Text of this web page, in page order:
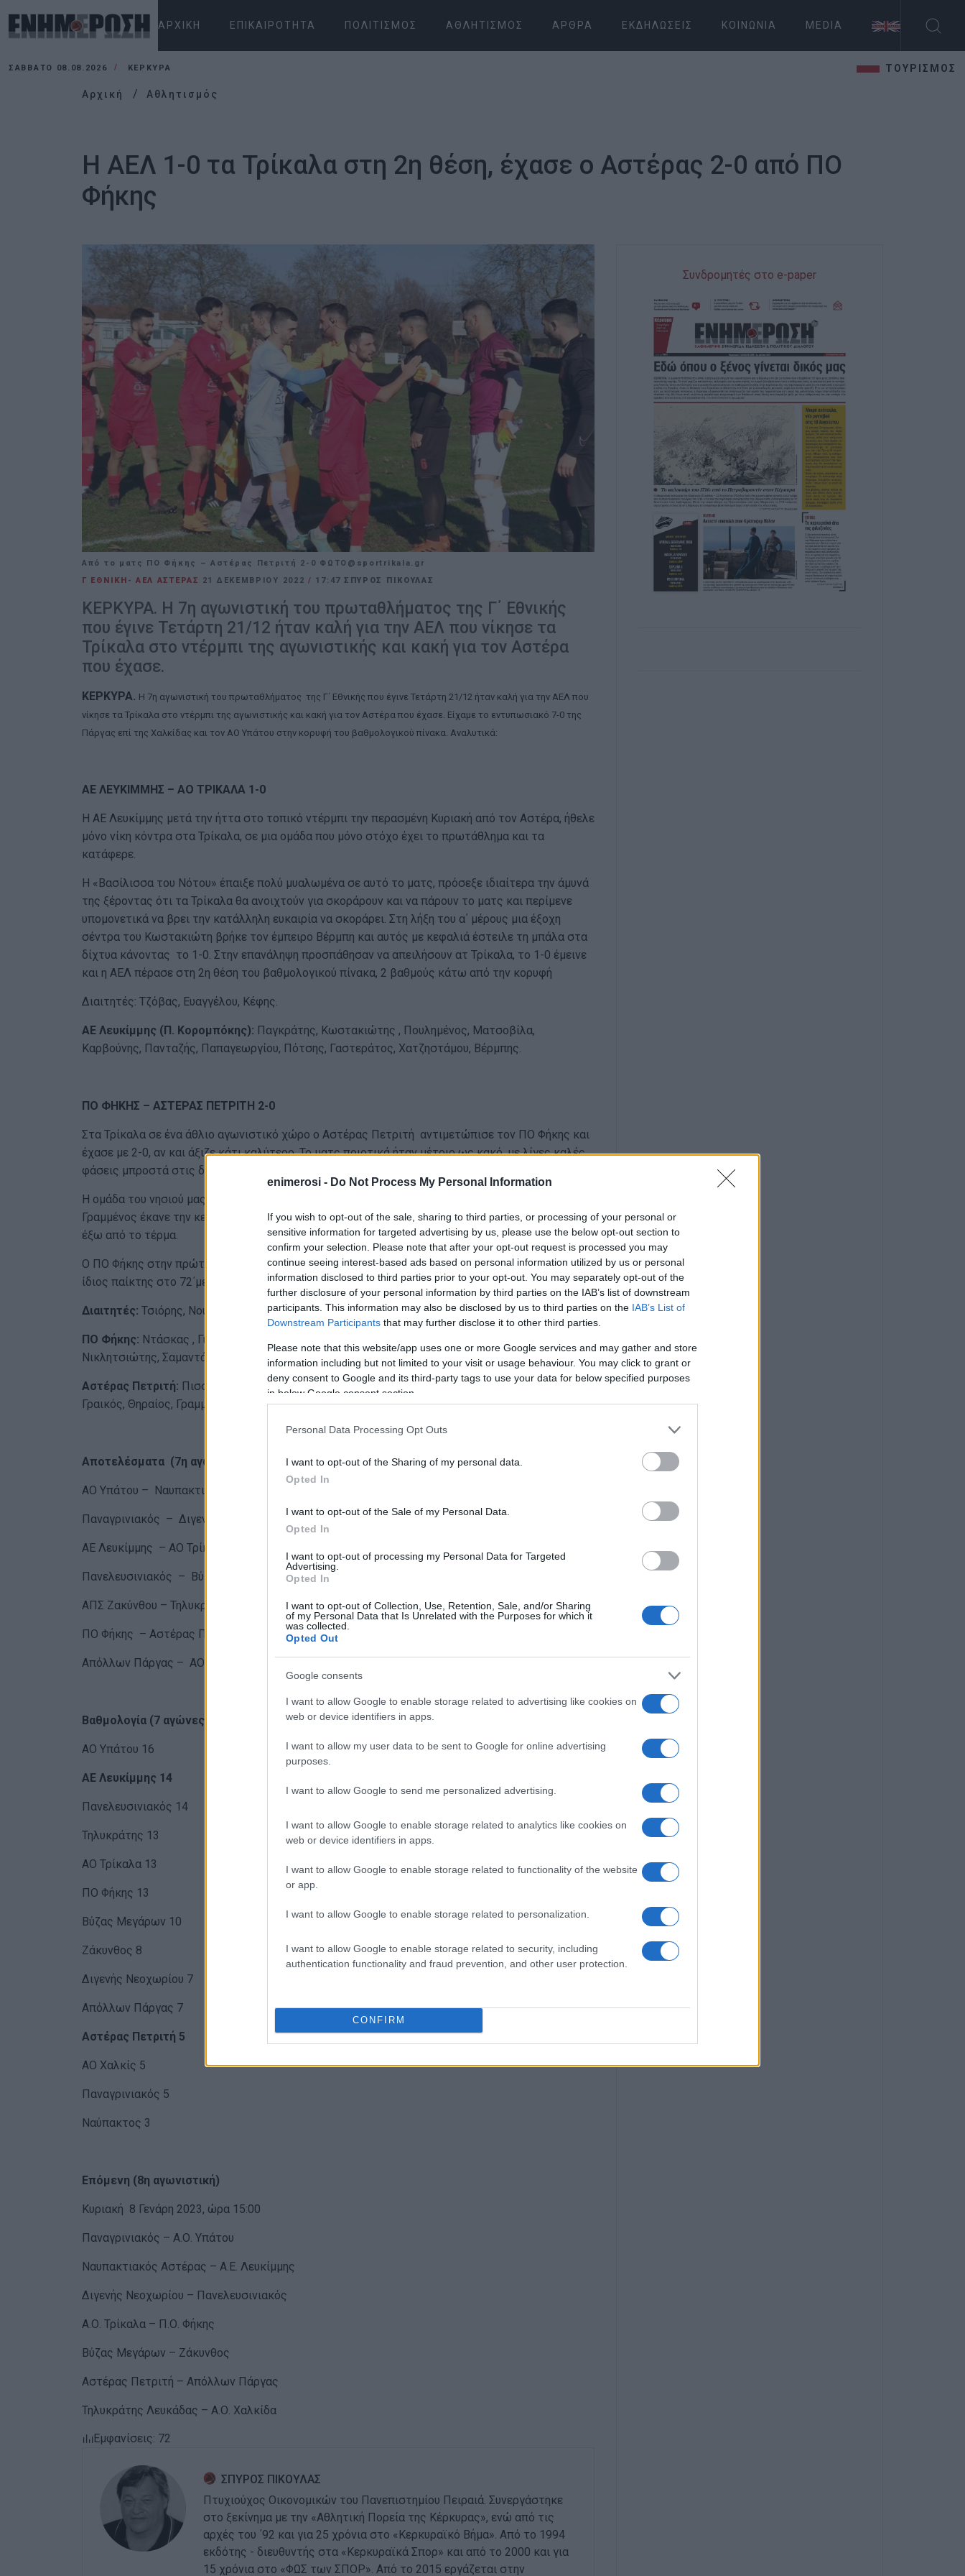
enimerosi - Do Not Process My Personal Information
If you wish to opt-out of the sale, sharing to third parties, or processing of your personal or
sensitive information for targeted advertising by us, please use the below opt-out section to
confirm your selection. Please note that after your opt-out request is processed you may
continue seeing interest-based ads based on personal information utilized by us or personal
information disclosed to third parties prior to your opt-out. You may separately opt-out of the
further disclosure of your personal information by third parties on the IAB’s list of downstream
participants. This information may also be disclosed by us to third parties on the IAB’s List of
Downstream Participants that may further disclose it to other third parties.
Please note that this website/app uses one or more Google services and may gather and store
information including but not limited to your visit or usage behaviour. You may click to grant or
deny consent to Google and its third-party tags to use your data for below specified purposes
in below Google consent section.
Personal Data Processing Opt Outs
I want to opt-out of the Sharing of my personal data.
Opted In
I want to opt-out of the Sale of my Personal Data.
Opted In
I want to opt-out of processing my Personal Data for Targeted
Advertising.
Opted In
I want to opt-out of Collection, Use, Retention, Sale, and/or Sharing
of my Personal Data that Is Unrelated with the Purposes for which it
was collected.
Opted Out
Google consents
I want to allow Google to enable storage related to advertising like cookies on
web or device identifiers in apps.
I want to allow my user data to be sent to Google for online advertising
purposes.
I want to allow Google to send me personalized advertising.
I want to allow Google to enable storage related to analytics like cookies on
web or device identifiers in apps.
I want to allow Google to enable storage related to functionality of the website
or app.
I want to allow Google to enable storage related to personalization.
I want to allow Google to enable storage related to security, including
authentication functionality and fraud prevention, and other user protection.
CONFIRM
ΑΡΧΙΚΉ ΕΠΙΚΑΙΡΌΤΗΤΑ ΠΟΛΙΤΙΣΜΌΣ ΑΘΛΗΤΙΣΜΌΣ ΆΡΘΡΑ ΕΚΔΗΛΏΣΕΙΣ ΚΟΙΝΩΝΊΑ MEDIA
ΣΆΒΒΑΤΟ 08.08.2026 ΚΕΡΚΥΡΑ ΤΟΥΡΙΣΜΟΣ
Αρχική Αθλητισμός
Η ΑΕΛ 1-0 τα Τρίκαλα στη 2η θέση, έχασε ο Αστέρας 2-0 από ΠΟ
Φήκης
Από το ματς ΠΟ Φήκης – Αστέρας Πετριτή 2-0 ΦΩΤΟ@sportrikala.gr
Γ ΕΘΝΙΚΗ- ΑΕΛ ΑΣΤΕΡΑΣ
21 ΔΕΚΕΜΒΡΊΟΥ 2022/ 17:47 ΣΠΥΡΟΣ ΠΙΚΟΥΛΑΣ
ΚΕΡΚΥΡΑ. Η 7η αγωνιστική του πρωταθλήματος της Γ΄ Εθνικής
που έγινε Τετάρτη 21/12 ήταν καλή για την ΑΕΛ που νίκησε τα
Τρίκαλα στο ντέρμπι της αγωνιστικής και κακή για τον Αστέρα
που έχασε.
ΚΕΡΚΥΡΑ. Η 7η αγωνιστική του πρωταθλήματος της Γ΄ Εθνικής που έγινε Τετάρτη 21/12 ήταν καλή για την ΑΕΛ που
νίκησε τα Τρίκαλα στο ντέρμπι της αγωνιστικής και κακή για τον Αστέρα που έχασε. Είχαμε το εντυπωσιακό 7-0 της
Πάργας επί της Χαλκίδας και τον ΑΟ Υπάτου στην κορυφή του βαθμολογικού πίνακα. Αναλυτικά:
ΑΕ ΛΕΥΚΙΜΜΗΣ – ΑΟ ΤΡΙΚΑΛΑ 1-0
Η ΑΕ Λευκίμμης μετά την ήττα στο τοπικό ντέρμπι την περασμένη Κυριακή από τον Αστέρα, ήθελε
μόνο νίκη κόντρα στα Τρίκαλα, σε μια ομάδα που μόνο στόχο έχει το πρωτάθλημα και τα
κατάφερε.
Η «Βασίλισσα του Νότου» έπαιξε πολύ μυαλωμένα σε αυτό το ματς, πρόσεξε ιδιαίτερα την άμυνά
της ξέροντας ότι τα Τρίκαλα θα ανοιχτούν για σκοράρουν και να πάρουν το ματς και περίμενε
υπομονετικά να βρει την κατάλληλη ευκαιρία να σκοράρει. Στη λήξη του α΄ μέρους μια έξοχη
σέντρα του Κωστακιώτη βρήκε τον έμπειρο Βέρμπη και αυτός με κεφαλιά έστειλε τη μπάλα στα
δίχτυα κάνοντας το 1-0. Στην επανάληψη προσπάθησαν να απειλήσουν ατ Τρίκαλα, το 1-0 έμεινε
και η ΑΕΛ πέρασε στη 2η θέση του βαθμολογικού πίνακα, 2 βαθμούς κάτω από την κορυφή
Διαιτητές: Τζόβας, Ευαγγέλου, Κέφης.
ΑΕ Λευκίμμης (Π. Κορομπόκης): Παγκράτης, Κωστακιώτης , Πουλημένος, Ματσοβίλα,
Καρβούνης, Πανταζής, Παπαγεωργίου, Πότσης, Γαστεράτος, Χατζηστάμου, Βέρμπης.
ΠΟ ΦΗΚΗΣ – ΑΣΤΕΡΑΣ ΠΕΤΡΙΤΗ 2-0
Στα Τρίκαλα σε ένα άθλιο αγωνιστικό χώρο ο Αστέρας Πετριτή αντιμετώπισε τον ΠΟ Φήκης και
έχασε με 2-0, αν και άξιζε κάτι καλύτερο. Το ματς ποιοτικά ήταν μέτριο ως κακό, με λίγες καλές
φάσεις μπροστά στις δυο εστίες.
Η ομάδα του νησιού μας, μπορούσε να προηγηθεί στο 12΄ όταν από φάουλ του Τσιάβου ο
Γραμμένος έκανε την κεφαλιά λίγο άουτ, ενώ δέκα λεπτά αργότερα σουτ του Τσιάβου πέρασε λίγο
έξω από το τέρμα.
Ο ΠΟ Φήκης στην πρώτη του ευκαιρία στο 40΄ άνοιξε το σκορ με δυνατό σουτ του Σκόνδρα, ενώ ο
ίδιος παίκτης στο 72΄με διαγώνιο σουτ αυτή τη φορά έκανε το 2-0.
Διαιτητές: Τσιόρης, Νούσιας, Γιοβάνης.
ΠΟ Φήκης: Ντάσκας , Γιαννούλας, Ζήσης , Δρόσος, Καλαμαράς, Γεωργάκης, Γκαντιάς, Ιωάννου,
Νικλητσιώτης, Σαμαντάς , Σκόνδρας.
Αστέρας Πετριτή: Πισσιάνης, Κορακιανίτης, Πούλος, Γαρδικιώτης, Γεωργοπάλης, Γκασίδης,
Γραικός, Θηραίος, Γραμμένος, , Τσάβος, Λεμπόνκο.
Αποτελέσματα (7η αγωνιστική)
ΑΟ Υπάτου – Ναυπακτιακός Αστέρας 3-0
Παναγρινιακός – Διγενής Νεοχωρίου 2-3
ΑΕ Λευκίμμης – ΑΟ Τρίκαλα 1-0
Πανελευσινιακός – Βύζας Μεγάρων 3-0
ΑΠΣ Ζακύνθου – Τηλυκράτης 2-0
ΠΟ Φήκης – Αστέρας Πετριτή 2-0
Απόλλων Πάργας – ΑΟ Χαλκίς 7-0
Βαθμολογία (7 αγώνες)
ΑΟ Υπάτου 16
ΑΕ Λευκίμμης 14
Πανελευσινιακός 14
Τηλυκράτης 13
ΑΟ Τρίκαλα 13
ΠΟ Φήκης 13
Βύζας Μεγάρων 10
Ζάκυνθος 8
Διγενής Νεοχωρίου 7
Απόλλων Πάργας 7
Αστέρας Πετριτή 5
ΑΟ Χαλκίς 5
Παναγρινιακός 5
Ναύπακτος 3
Επόμενη (8η αγωνιστική)
Κυριακή 8 Γενάρη 2023, ώρα 15:00
Παναγρινιακός – Α.Ο. Υπάτου
Ναυπακτιακός Αστέρας – Α.Ε. Λευκίμμης
Διγενής Νεοχωρίου – Πανελευσινιακός
Α.Ο. Τρίκαλα – Π.Ο. Φήκης
Βύζας Μεγάρων – Ζάκυνθος
Αστέρας Πετριτή – Απόλλων Πάργας
Τηλυκράτης Λευκάδας – Α.Ο. Χαλκίδα
Εμφανίσεις: 72
ΣΠΥΡΟΣ ΠΙΚΟΥΛΑΣ
Πτυχιούχος Οικονομικών του Πανεπιστημίου Πειραιά. Συνεργάστηκε
στο ξεκίνημα με την «Αθλητική Πορεία της Κέρκυρας», ενώ από τις
αρχές του ΄92 και για 25 χρόνια στο «Κερκυραϊκό Βήμα». Από το 1994
εκδότης - διευθυντής στα «Κερκυραϊκά Σπορ» και από το 2000 και για
15 χρόνια στο «ΦΩΣ των ΣΠΟΡ». Από το 2015 εργάζεται στην
Συνδρομητές στο e-paper